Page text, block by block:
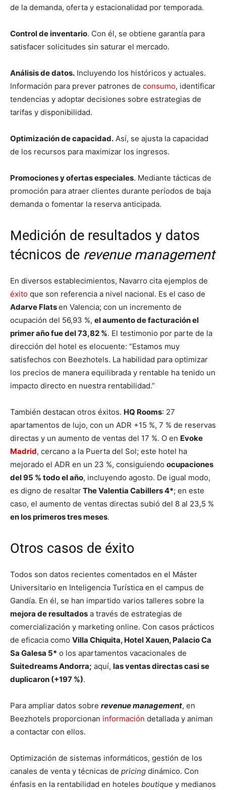
de la demanda, oferta y estacionalidad por temporada.
Control de inventario. Con él, se obtiene garantía para
satisfacer solicitudes sin saturar el mercado.
Análisis de datos. Incluyendo los históricos y actuales.
Información para prever patrones de consumo, identificar
tendencias y adoptar decisiones sobre estrategias de
tarifas y disponibilidad.
Optimización de capacidad. Así, se ajusta la capacidad
de los recursos para maximizar los ingresos.
Promociones y ofertas especiales. Mediante tácticas de
promoción para atraer clientes durante períodos de baja
demanda o fomentar la reserva anticipada.
Medición de resultados y datos
técnicos de revenue management
En diversos establecimientos, Navarro cita ejemplos de
éxito que son referencia a nivel nacional. Es el caso de
Adarve Flatsen Valencia; con un incremento de
ocupación del 56,93 %, el aumento de facturación el
primer año fue del 73,82 %. El testimonio por parte de la
dirección del hotel es elocuente: ”Estamos muy
satisfechos con Beezhotels. La habilidad para optimizar
los precios de manera equilibrada y rentable ha tenido un
impacto directo en nuestra rentabilidad.”
También destacan otros éxitos. HQ Rooms: 27
apartamentos de lujo, con un ADR +15 %, 7 % de reservas
directas y un aumento de ventas del 17 %. O en Evoke
Madrid, cercano a la Puerta del Sol; este hotel ha
mejorado el ADR en un 23 %, consiguiendo ocupaciones
del 95 % todo el año, incluyendo agosto. De igual modo,
es digno de resaltarThe Valentia Cabillers 4*; en este
caso, el aumento de ventas directas subió del 8 al 23,5 %
en los primeros tres meses.
Otros casos de éxito
Todos son datos recientes comentados en el Máster
Universitario en Inteligencia Turística en el campus de
Gandía. En él, se han impartido varios talleres sobre la
mejora de resultados a través de estrategias de
comercialización y marketing online. Con casos prácticos
de eficacia como Villa Chiquita, Hotel Xauen, Palacio Ca
Sa Galesa 5* o los apartamentos vacacionales de
Suitedreams Andorra; aquí, las ventas directas casi se
duplicaron (+197 %).
Para ampliar datos sobre revenue management, en
Beezhotels proporcionan información detallada y animan
a contactar con ellos.
Optimización de sistemas informáticos, gestión de los
canales de venta y técnicas de pricing dinámico. Con
énfasis en la rentabilidad en hoteles boutique y medianos